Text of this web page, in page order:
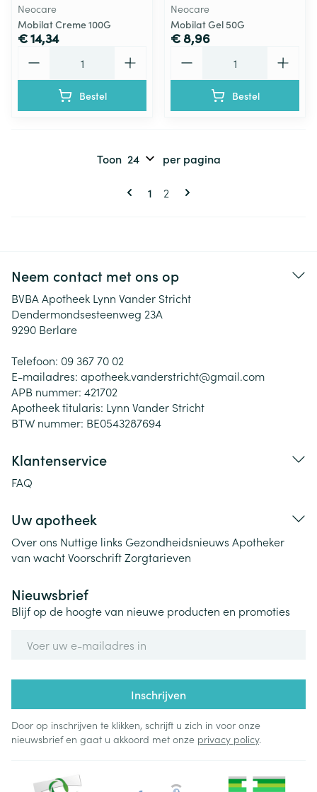
Neocare
Mobilat Creme 100G
€ 14,34
Bestel
Neocare
Mobilat Gel 50G
€ 8,96
Bestel
Pagina's
U lees momenteel pagina
1 Pagina
2
Toon per pagina
Neem contact met ons op
BVBA Apotheek Lynn Vander Stricht
Dendermondsesteenweg 23A
9290 Berlare
Telefoon: 09 367 70 02
E-mailadres: apotheek.vanderstricht@gmail.com
APB nummer: 421702
Apotheek titularis: Lynn Vander Stricht
BTW nummer: BE0543287694
Klantenservice
FAQ
Uw apotheek
Over ons Nuttige links Gezondheidsnieuws Apotheker
van wachtVoorschriftZorgtarieven
Nieuwsbrief
Blijf op de hoogte van nieuwe producten en promoties
Inschrijven
Door op inschrijven te klikken, schrijft u zich in voor onze
nieuwsbrief en gaat u akkoord met onze privacy policy.